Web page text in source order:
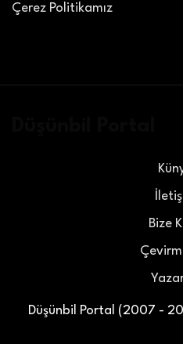
Çerez Politikamız
Düşünbil Portal (2007 -
Bize